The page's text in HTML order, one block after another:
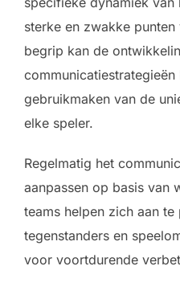
sterke en zwakke
begrip kan de
gebruikmaken van de
elke speler.
Regelmatig het
aanpassen op basis van
teams helpen zich aan
tegenstanders en
voor voortdurende